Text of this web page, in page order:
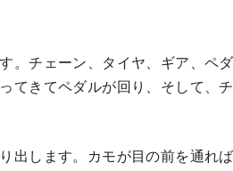
。チェーン、タイヤ、ギア、ペ
てきてペダルが回り、そして、
出します。カモが目の前を通れ